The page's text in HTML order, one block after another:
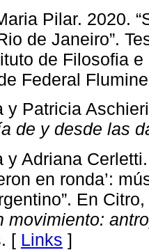
Pilar. 2020.
de Janeiro”.
de Filosofia
Federal
y Patricia
de y desde las
y Adriana
en ronda’:
En
movimiento:
[ Links ]